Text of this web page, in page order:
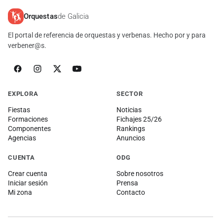
Orquestasde Galicia
El portal de referencia de orquestas y verbenas. Hecho por y para
verbener@s.
EXPLORA
Fiestas
Formaciones
Componentes
Agencias
SECTOR
Noticias
Fichajes 25/26
Rankings
Anuncios
CUENTA
Crear cuenta
Iniciar sesión
Mi zona
ODG
Sobre nosotros
Prensa
Contacto